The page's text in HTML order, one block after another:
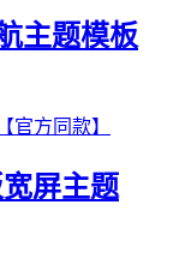
主题模板
屏主题